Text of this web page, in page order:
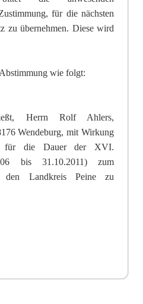
für die nächsten
zu übernehmen. Diese wird
wie folgt:
Herrn Rolf Ahlers,
Wendeburg, mit Wirkung
die Dauer der XVI.
bis 31.10.2011) zum
den Landkreis Peine zu